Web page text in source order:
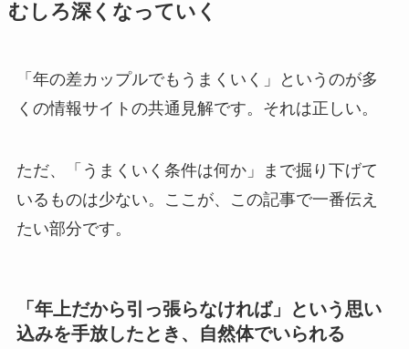
むしろ深くなっていく
「年の差カップルでもうまくいく」というのが多
くの情報サイトの共通見解です。それは正しい。
ただ、「うまくいく条件は何か」まで掘り下げて
いるものは少ない。ここが、この記事で一番伝え
たい部分です。
「年上だから引っ張らなければ」という思い
込みを手放したとき、自然体でいられる